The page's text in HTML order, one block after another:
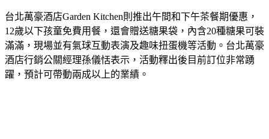
12歲以下孩童免費用餐，還會贈送糖果袋，內含20種糖果可裝
滿滿，現場並有氣球互動表演及趣味扭蛋機等活動。台北萬豪
酒店行銷公關經理孫儀恬表示，活動釋出後目前訂位非常踴
躍，預計可帶動兩成以上的業績。